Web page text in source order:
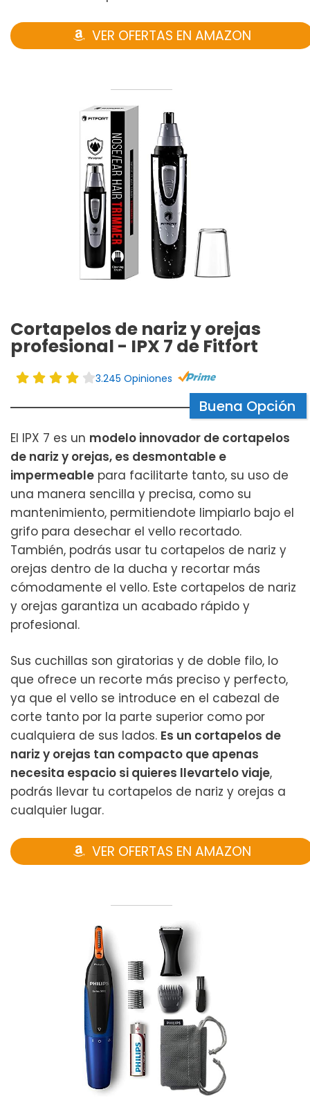
VER OFERTAS EN AMAZON
Cortapelos de nariz y orejas
profesional - IPX 7 de Fitfort
3.245 Opiniones
Buena Opción
El IPX 7 es un modelo innovador de cortapelos
de nariz y orejas, es desmontable e
impermeable para facilitarte tanto, su uso de
una manera sencilla y precisa, como su
mantenimiento, permitiendote limpiarlo bajo el
grifo para desechar el vello recortado.
También, podrás usar tu cortapelos de nariz y
orejas dentro de la ducha y recortar más
cómodamente el vello. Este cortapelos de nariz
y orejas garantiza un acabado rápido y
profesional.
Sus cuchillas son giratorias y de doble filo, lo
que ofrece un recorte más preciso y perfecto,
ya que el vello se introduce en el cabezal de
corte tanto por la parte superior como por
cualquiera de sus lados. Es un cortapelos de
nariz y orejas tan compacto que apenas
necesita espacio si quieres llevartelo viaje,
podrás llevar tu cortapelos de nariz y orejas a
cualquier lugar.
VER OFERTAS EN AMAZON